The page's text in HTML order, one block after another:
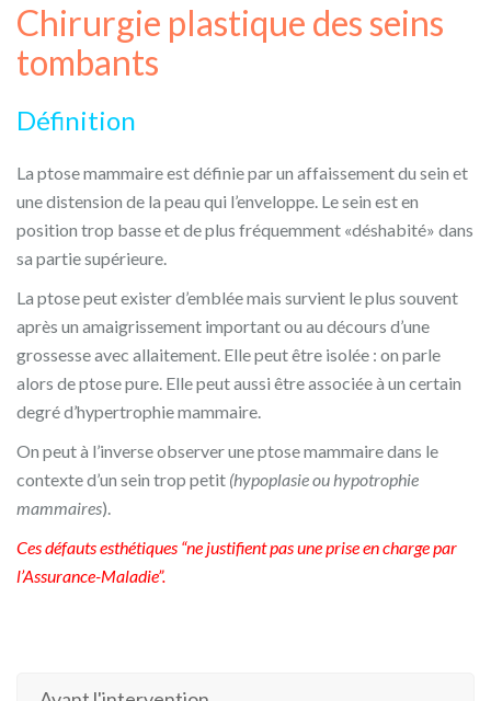
Chirurgie plastique des seins
tombants
Définition
La ptose mammaire est définie par un affaissement du sein et
une distension de la peau qui l’enveloppe. Le sein est en
position trop basse et de plus fréquemment «déshabité» dans
sa partie supérieure.
La ptose peut exister d’emblée mais survient le plus souvent
après un amaigrissement important ou au décours d’une
grossesse avec allaitement. Elle peut être isolée : on parle
alors de ptose pure. Elle peut aussi être associée à un certain
degré d’hypertrophie mammaire.
On peut à l’inverse observer une ptose mammaire dans le
contexte d’un sein trop petit (hypoplasie ou hypotrophie
mammaires).
Ces défauts esthétiques “ne justifient pas une prise en charge par
l’Assurance-Maladie”.